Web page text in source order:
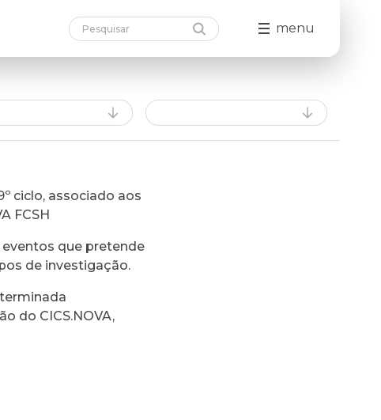
menu
ciclo, associado aos
FCSH
eventos que pretende
de investigação.
do CICS.NOVA,